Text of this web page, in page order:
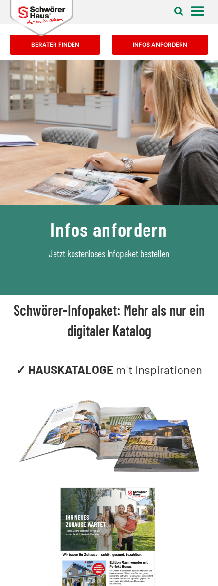
BERATER FINDEN INFOS ANFORDERN
Infos anfordern
Jetzt kostenloses Infopaket bestellen
Schwörer-Infopaket: Mehr als nur ein
digitaler Katalog
✓ HAUSKATALOGEmit Inspirationen